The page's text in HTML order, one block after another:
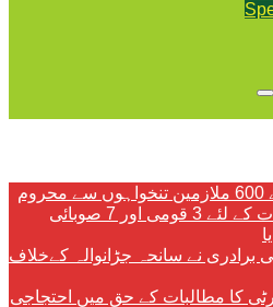
جماعت اسلامی نے سوات کے لئے 3 قومی اور 7 صوبائی
نے سانحہ جڑانوالہ کےخلاف
کا مطالبات کے حق میں احتجاجی